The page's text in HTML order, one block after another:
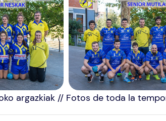
argazkiak // Fotos de toda la